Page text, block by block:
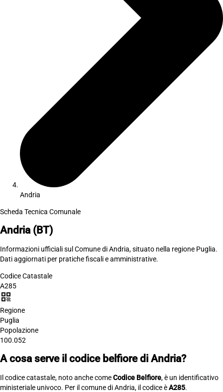
Andria
Scheda Tecnica Comunale
Andria (BT)
Informazioni ufficiali sul Comune di Andria, situato nella regione Puglia.
Dati aggiornati per pratiche fiscali e amministrative.
Codice Catastale
A285
qr_code
Regione
Puglia
Popolazione
100.052
A cosa serve il codice belfiore di Andria?
Il codice catastale, noto anche comeCodice Belfiore, è un identificativo
ministeriale univoco. Per il comune di Andria, il codice èA285.